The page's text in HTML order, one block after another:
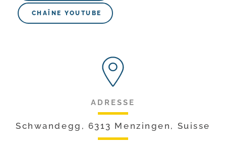
CHAÎNE YOUTUBE
ADRESSE
Schwandegg, 6313 Menzingen, Suisse